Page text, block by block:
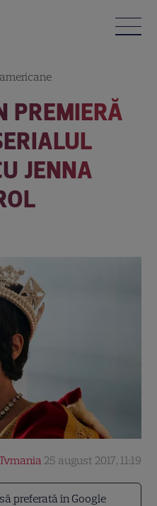
PREMIERĂ
JENNA
preferată în Google
25 august 2017, 11:19